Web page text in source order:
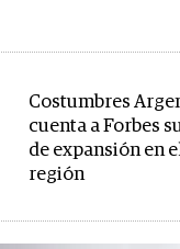
Costumbres
cuenta a Forbes
de expansión en
región